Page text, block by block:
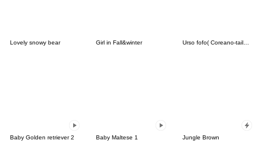
Lovely snowy bear Girl in Fall&winter Urso fofo( Coreano-tailandês)
Baby Golden retriever 2 Baby Maltese 1 Jungle Brown